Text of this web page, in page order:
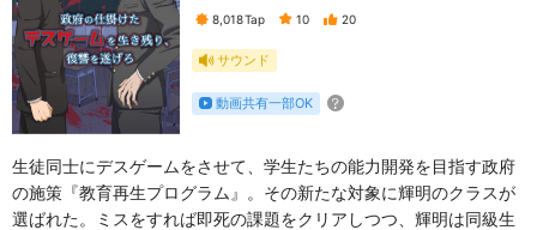
8,018Tap 10 20
サウンド
動画共有一部OK
生徒同士にデスゲームをさせて、学生たちの能力開発を目指す政府
の施策『教育再生プログラム』。その新たな対象に輝明のクラスが
選ばれた。ミスをすれば即死の課題をクリアしつつ、輝明は同級生